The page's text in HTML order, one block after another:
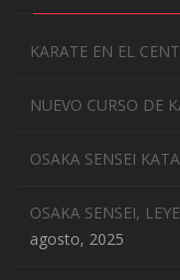
KARATE EN EL
NUEVO CURSO DE
OSAKA SENSEI
OSAKA SENSEI,
agosto, 2025